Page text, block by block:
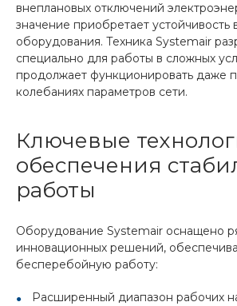
внеплановых отключений
значение приобретает устойчивость
оборудования. Техника Systemair
специально для работы в сложных
продолжает функционировать даже
колебаниях параметров сети.
Ключевые
обеспечения
работы
Оборудование Systemair оснащено
инновационных решений,
бесперебойную работу:
Расширенный диапазон рабочих